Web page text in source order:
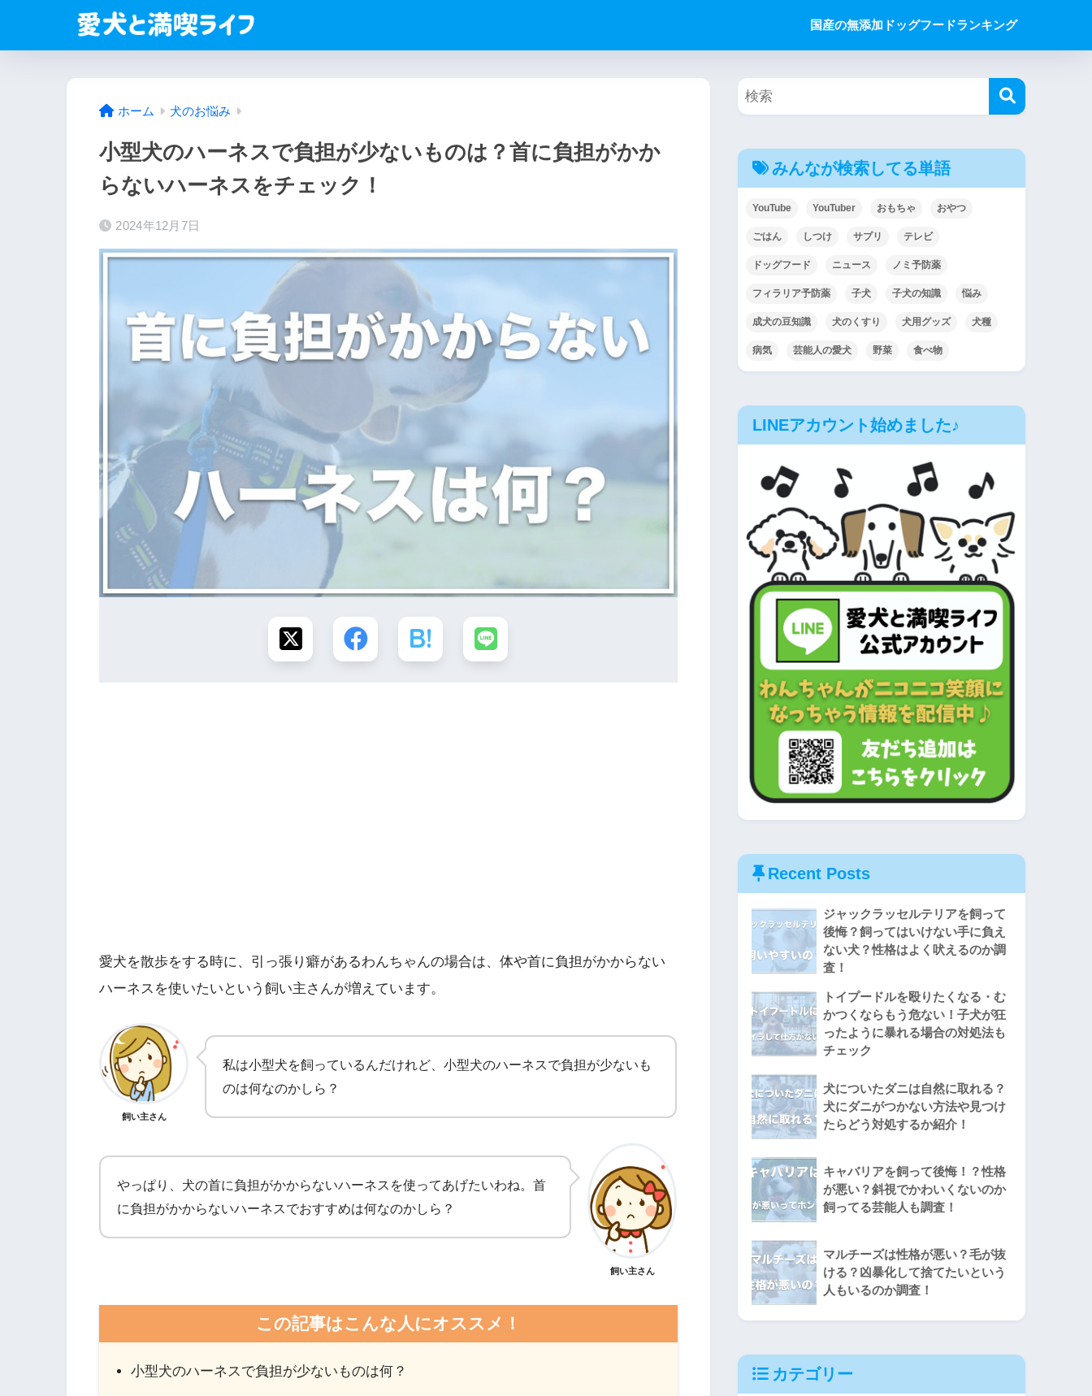
国産の無添加ドッグフードランキング
ホーム 犬のお悩み
小型犬のハーネスで負担が少ないものは？首に負担がかか
らないハーネスをチェック！
2024年12月7日
愛犬を散歩をする時に、引っ張り癖があるわんちゃんの場合は、体や首に負担がかからない
ハーネスを使いたいという飼い主さんが増えています。
飼い主さん
私は小型犬を飼っているんだけれど、小型犬のハーネスで負担が少ないも
のは何なのかしら？
やっぱり、犬の首に負担がかからないハーネスを使ってあげたいわね。首
に負担がかからないハーネスでおすすめは何なのかしら？
飼い主さん
この記事はこんな人にオススメ！
小型犬のハーネスで負担が少ないものは何？
みんなが検索してる単語
YouTube YouTuber おもちゃ おやつ
ごはん しつけ サプリ テレビ
ドッグフード ニュース ノミ予防薬
フィラリア予防薬 子犬 子犬の知識 悩み
成犬の豆知識 犬のくすり 犬用グッズ 犬種
病気 芸能人の愛犬 野菜 食べ物
LINEアカウント始めました♪
Recent Posts
ジャックラッセルテリアを飼って
後悔？飼ってはいけない手に負え
ない犬？性格はよく吠えるのか調
査！
トイプードルを殴りたくなる・む
かつくならもう危ない！子犬が狂
ったように暴れる場合の対処法も
チェック
犬についたダニは自然に取れる？
犬にダニがつかない方法や見つけ
たらどう対処するか紹介！
キャバリアを飼って後悔！？性格
が悪い？斜視でかわいくないのか
飼ってる芸能人も調査！
マルチーズは性格が悪い？毛が抜
ける？凶暴化して捨てたいという
人もいるのか調査！
カテゴリー